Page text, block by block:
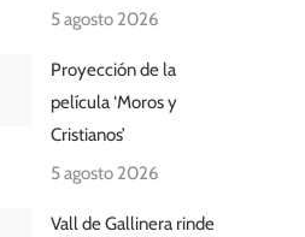
5 agosto 2026
Proyección de la
película ‘Moros y
Cristianos’
5 agosto 2026
Vall de Gallinera rinde